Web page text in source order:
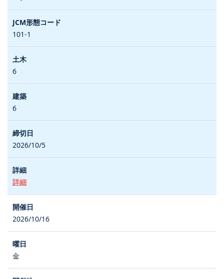
101-1
6
6
2026/10/5
詳細
2026/10/16
金